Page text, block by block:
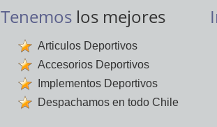
Tenemos los mejores
Articulos Deportivos
Accesorios Deportivos
Implementos Deportivos
Despachamos en todo Chile